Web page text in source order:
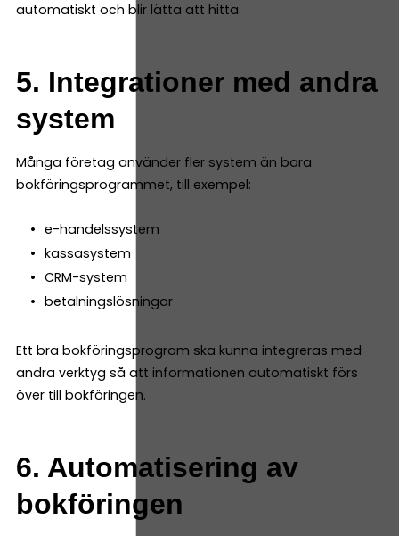
automatiskt och blir lätta att hitta.
5. Integrationer med andra
system
Många företag använder fler system än bara
bokföringsprogrammet, till exempel:
e-handelssystem
kassasystem
CRM-system
betalningslösningar
Ett bra bokföringsprogram ska kunna integreras med
andra verktyg så att informationen automatiskt förs
över till bokföringen.
6. Automatisering av
bokföringen